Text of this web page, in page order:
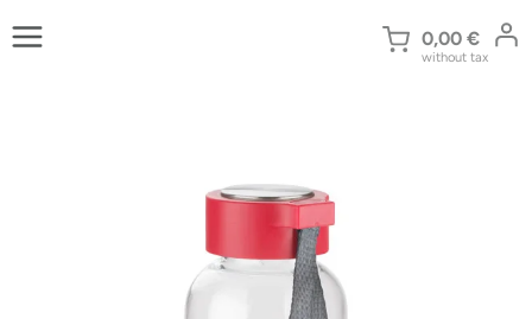
Inhalt
0,00 €
without tax